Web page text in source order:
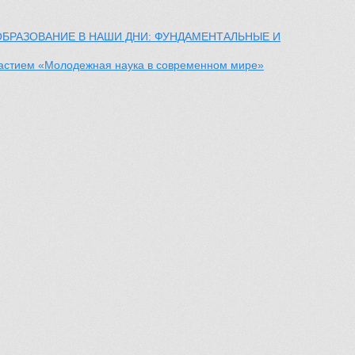
В НАШИ ДНИ: ФУНДАМЕНТАЛЬНЫЕ И
«Молодежная наука в современном мире»